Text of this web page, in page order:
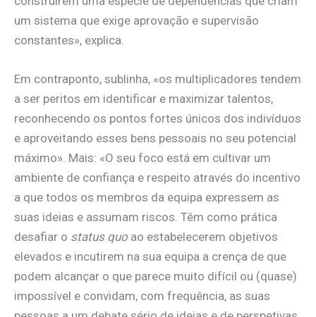
um sistema que exige aprovação e supervisão
constantes», explica.
Em contraponto, sublinha, «os multiplicadores tendem
a ser peritos em identificar e maximizar talentos,
reconhecendo os pontos fortes únicos dos indivíduos
e aproveitando esses bens pessoais no seu potencial
máximo». Mais: «O seu foco está em cultivar um
ambiente de confiança e respeito através do incentivo
a que todos os membros da equipa expressem as
suas ideias e assumam riscos. Têm como prática
desafiar o status quoao estabelecerem objetivos
elevados e incutirem na sua equipa a crença de que
podem alcançar o que parece muito difícil ou (quase)
impossível e convidam, com frequência, as suas